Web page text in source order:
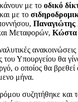
με το οδικό
με το
Παναγιώτης
Μεταφορών, Κώστα
του Υπουργείου θα
ο οποίος θα βρεθεί
μήνα.
συζητήθηκε και